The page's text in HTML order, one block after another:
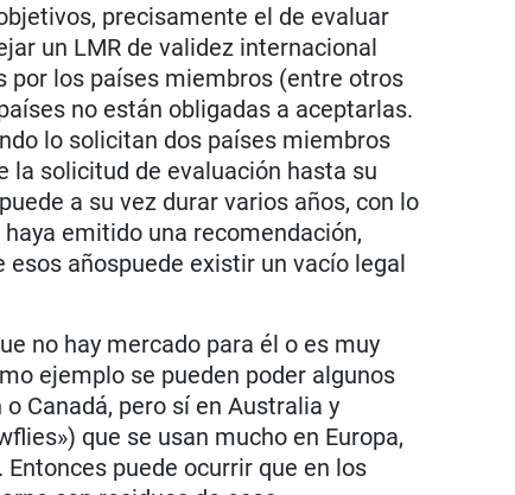
precisamente el de evaluar
un LMR de validez internacional
por los países miembros (entre otros
no están obligadas a aceptarlas.
lo solicitan dos países miembros
la solicitud de evaluación hasta su
a su vez durar varios años, con lo
haya emitido una recomendación,
añospuede existir un vacío legal
no hay mercado para él o es muy
ejemplo se pueden poder algunos
Canadá, pero sí en Australia y
que se usan mucho en Europa,
Entonces puede ocurrir que en los